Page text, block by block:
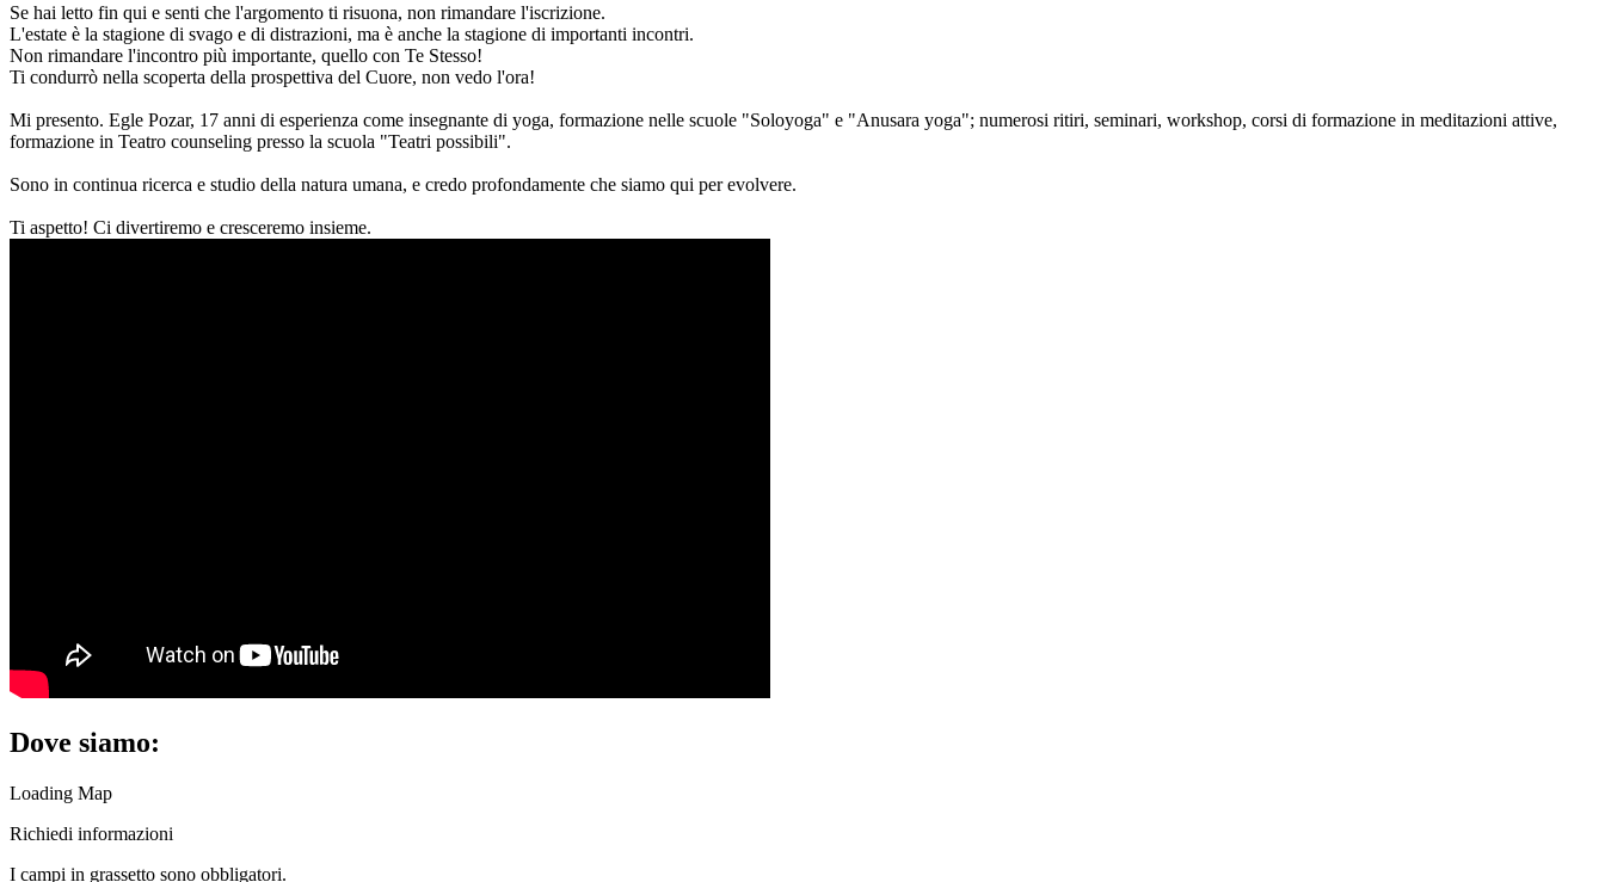
Se hai letto fin qui e senti che l'argomento ti risuona, non rimandare l'iscrizione.
L'estate è la stagione di svago e di distrazioni, ma è anche la stagione di importanti incontri.
Non rimandare l'incontro più importante, quello con Te Stesso!
Ti condurrò nella scoperta della prospettiva del Cuore, non vedo l'ora!
Mi presento. Egle Pozar, 17 anni di esperienza come insegnante di yoga, formazione nelle scuole "Soloyoga" e "Anusara yoga"; numerosi ritiri, seminari, workshop, corsi di formazione in meditazioni attive,
formazione in Teatro counseling presso la scuola "Teatri possibili".
Sono in continua ricerca e studio della natura umana, e credo profondamente che siamo qui per evolvere.
Ti aspetto! Ci divertiremo e cresceremo insieme.
Dove siamo:
Loading Map
Richiedi informazioni
I campi in grassetto sono obbligatori.